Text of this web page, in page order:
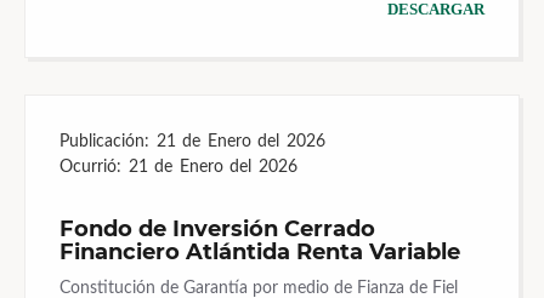
DESCARGAR
Publicación: 21 de Enero del 2026
Ocurrió: 21 de Enero del 2026
Fondo de Inversión Cerrado
Financiero Atlántida Renta Variable
Constitución de Garantía por medio de Fianza de Fiel